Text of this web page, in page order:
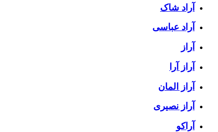
آراد شاک
آراد عباسی
آراز
آراز آرا
آراز المان
آراز نصیری
آراکو